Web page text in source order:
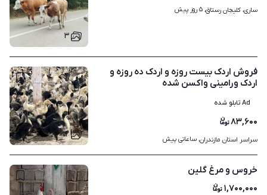
۳
ساری، کلیجان رستاق، ۵ روز پیش
۲
فروش اردک بیست روزه و اردک ده روزه و
اردک ورامینی واکسن شده
Ad تابلو شده
۸۳,۶۰۰
سراسر استان مازندران، ساعاتی پیش
خروس و مرغ گلین
۱,۷۰۰,۰۰۰